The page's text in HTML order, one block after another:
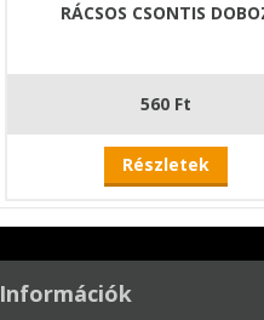
RÁCSOS CSONTIS
560 Ft
Részletek
Információk